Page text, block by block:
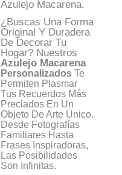
Azulejo Macarena.
¿Buscas Una Forma
Original Y Duradera
De Decorar Tu
Hogar? Nuestros
Azulejo Macarena
Personalizados Te
Permiten Plasmar
Tus Recuerdos Más
Preciados En Un
Objeto De Arte Único.
Desde Fotografías
Familiares Hasta
Frases Inspiradoras,
Las Posibilidades
Son Infinitas.